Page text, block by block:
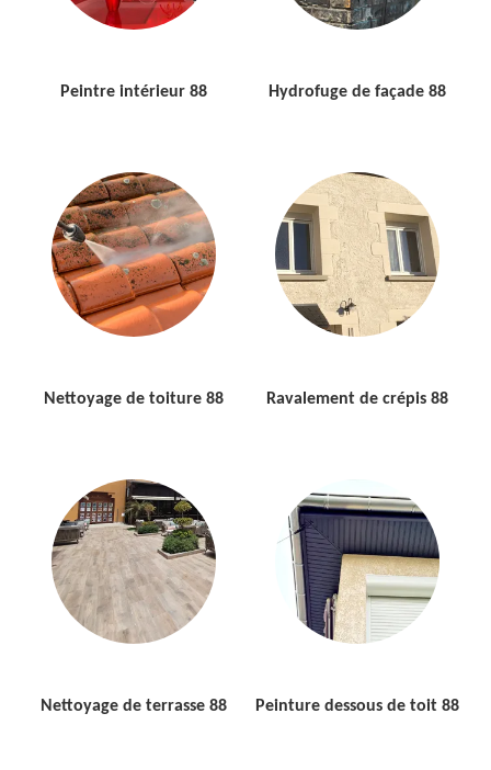
Peintre intérieur 88 Hydrofuge de façade 88
Nettoyage de toiture 88 Ravalement de crépis 88
Nettoyage de terrasse 88 Peinture dessous de toit 88